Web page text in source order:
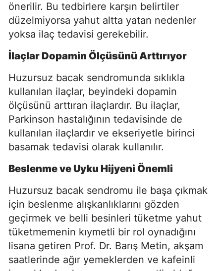
önerilir. Bu tedbirlere karşın belirtiler
düzelmiyorsa yahut altta yatan nedenler
yoksa ilaç tedavisi gerekebilir.
İlaçlar Dopamin Ölçüsünü Arttırıyor
Huzursuz bacak sendromunda sıklıkla
kullanılan ilaçlar, beyindeki dopamin
ölçüsünü arttıran ilaçlardır. Bu ilaçlar,
Parkinson hastalığının tedavisinde de
kullanılan ilaçlardır ve ekseriyetle birinci
basamak tedavisi olarak kullanılır.
Beslenme ve Uyku Hijyeni Önemli
Huzursuz bacak sendromu ile başa çıkmak
için beslenme alışkanlıklarını gözden
geçirmek ve belli besinleri tüketme yahut
tüketmemenin kıymetli bir rol oynadığını
lisana getiren Prof. Dr. Barış Metin, akşam
saatlerinde ağır yemeklerden ve kafeinli